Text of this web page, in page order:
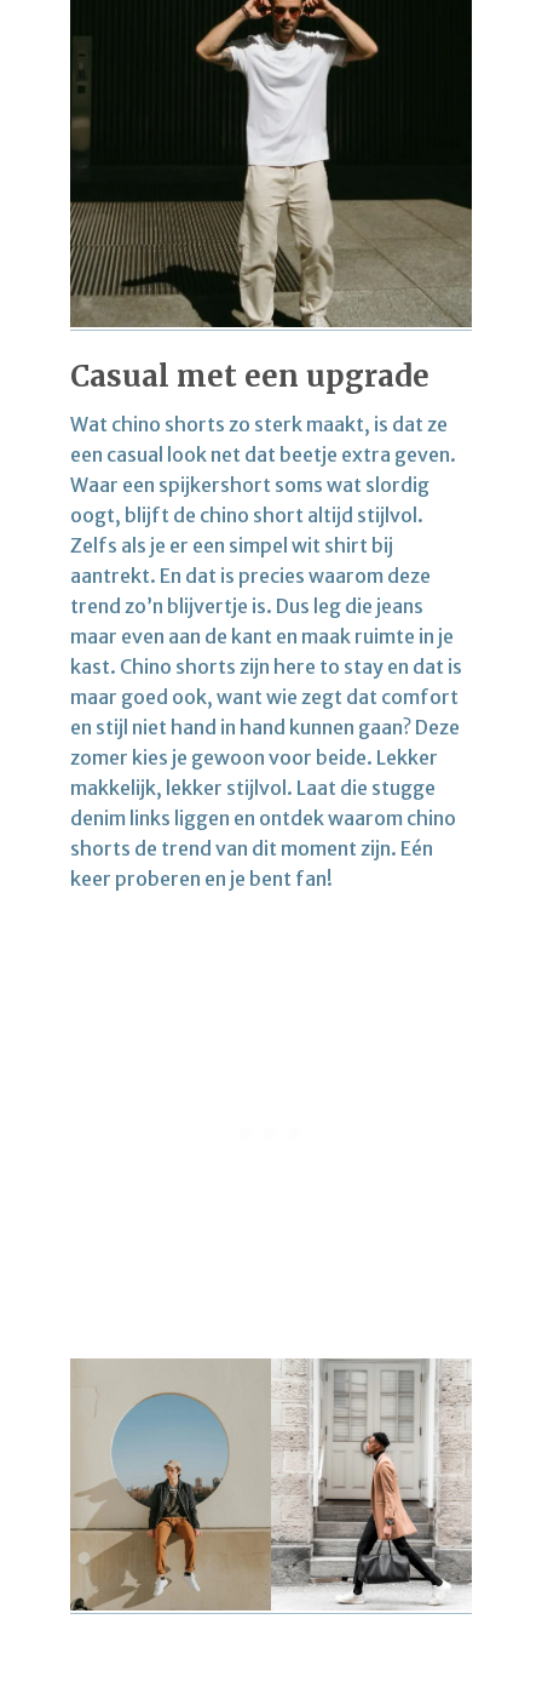
Casual met een upgrade
Wat chino shorts zo sterk maakt, is dat ze
een casual look net dat beetje extra geven.
Waar een spijkershort soms wat slordig
oogt, blijft de chino short altijd stijlvol.
Zelfs als je er een simpel wit shirt bij
aantrekt. En dat is precies waarom deze
trend zo’n blijvertje is. Dus leg die jeans
maar even aan de kant en maak ruimte in je
kast. Chino shorts zijn here to stay en dat is
maar goed ook, want wie zegt dat comfort
en stijl niet hand in hand kunnen gaan? Deze
zomer kies je gewoon voor beide. Lekker
makkelijk, lekker stijlvol. Laat die stugge
denim links liggen en ontdek waarom chino
shorts de trend van dit moment zijn. Eén
keer proberen en je bent fan!